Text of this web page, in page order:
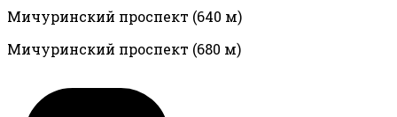
Мичуринский проспект (640 м)
Мичуринский проспект (680 м)